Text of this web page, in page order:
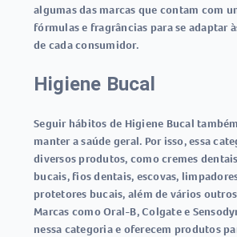
algumas das marcas que contam com
fórmulas e fragrâncias para se adaptar
de cada consumidor.
Higiene Bucal
Seguir hábitos de Higiene Bucal
manter a saúde geral. Por isso, essa
diversos produtos, como cremes
bucais, fios dentais, escovas,
protetores bucais, além de vários
Marcas como Oral-B, Colgate e
nessa categoria e oferecem produtos